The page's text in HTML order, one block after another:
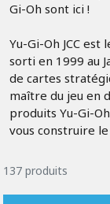
Gi-Oh sont ici !
Yu-Gi-Oh JCC
sorti en 1999 au
de cartes
maître du jeu en
produits Yu-Gi-
vous construire
137 produits